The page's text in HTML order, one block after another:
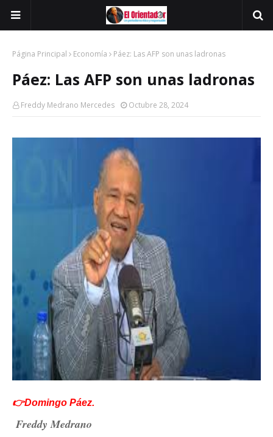
Página Principal Economía Páez: Las AFP son unas ladronas
Páez: Las AFP son unas ladronas
Freddy Medrano Mercedes Octubre 28, 2024
👉Domingo Páez.
Freddy Medrano